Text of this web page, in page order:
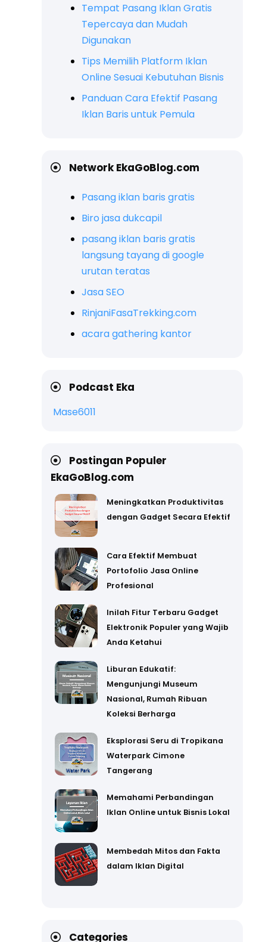
Tempat Pasang Iklan Gratis
Tepercaya dan Mudah
Digunakan
Tips Memilih Platform Iklan
Online Sesuai Kebutuhan Bisnis
Panduan Cara Efektif Pasang
Iklan Baris untuk Pemula
Network EkaGoBlog.com
Pasang iklan baris gratis
Biro jasa dukcapil
pasang iklan baris gratis
langsung tayang di google
urutan teratas
Jasa SEO
RinjaniFasaTrekking.com
acara gathering kantor
Podcast Eka
Mase6011
Postingan Populer
EkaGoBlog.com
Meningkatkan Produktivitas
dengan Gadget Secara Efektif
Cara Efektif Membuat
Portofolio Jasa Online
Profesional
Inilah Fitur Terbaru Gadget
Elektronik Populer yang Wajib
Anda Ketahui
Liburan Edukatif:
Mengunjungi Museum
Nasional, Rumah Ribuan
Koleksi Berharga
Eksplorasi Seru di Tropikana
Waterpark Cimone
Tangerang
Memahami Perbandingan
Iklan Online untuk Bisnis Lokal
Membedah Mitos dan Fakta
dalam Iklan Digital
Categories